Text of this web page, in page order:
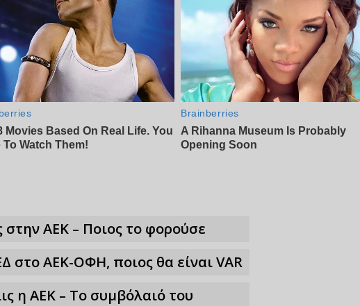
στην ΑΕΚ – Ποιος το φορούσε
στο ΑΕΚ-ΟΦΗ, ποιος θα είναι VAR
η ΑΕΚ – Το συμβόλαιό του